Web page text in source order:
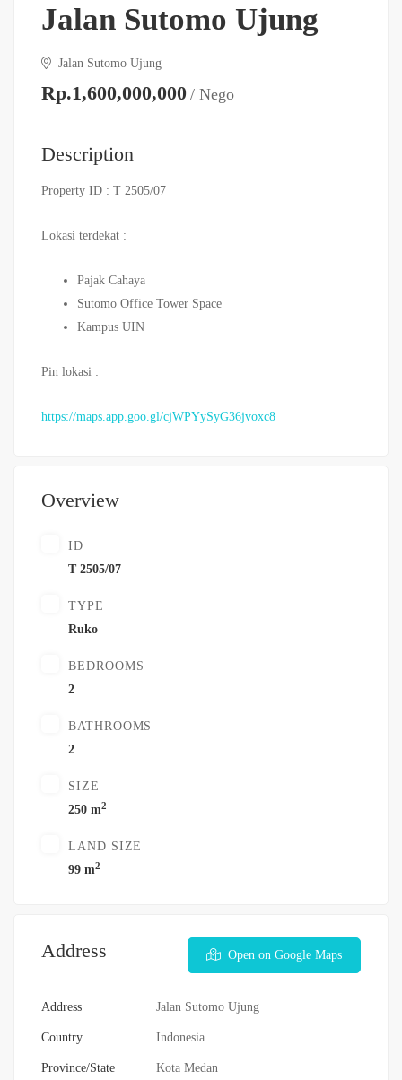
Jalan Sutomo Ujung
Jalan Sutomo Ujung
Rp.1,600,000,000 / Nego
Description
Property ID : T 2505/07
Lokasi terdekat :
Pajak Cahaya
Sutomo Office Tower Space
Kampus UIN
Pin lokasi :
https://maps.app.goo.gl/cjWPYySyG36jvoxc8
Overview
ID
T 2505/07
TYPE
Ruko
BEDROOMS
2
BATHROOMS
2
SIZE
250 m2
LAND SIZE
99 m2
Address Open on Google Maps
Address Jalan Sutomo Ujung
Country Indonesia
Province/State Kota Medan